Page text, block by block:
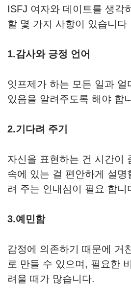
ISFJ 여자와 데이트를 생각
할 몇 가지 사항이 있습니다
1.감사와 긍정 언어
잇프제가 하는 모든 일과 얼
있음을 알려주도록 해야 합
2.기다려 주기
자신을 표현하는 건 시간이
속에 있는 걸 편안하게 설명
려 주는 인내심이 필요 합니
3.예민함
감정에 의존하기 때문에 거
로 만들 수 있으며, 필요한
려울 때가 많습니다.